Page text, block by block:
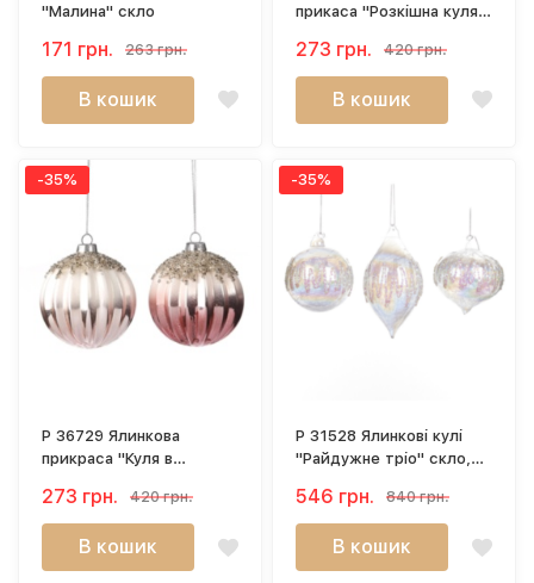
"Малина" скло
171 грн. 263 грн.
В кошик
прикаса "Розкішна куля"
273 грн. 420 грн.
В кошик
-35%
P 36729 Ялинкова
прикраса "Куля в
273 грн. 420 грн.
В кошик
-35%
P 31528 Ялинкові кулі
"Райдужне тріо" скло,
546 грн. 840 грн.
В кошик